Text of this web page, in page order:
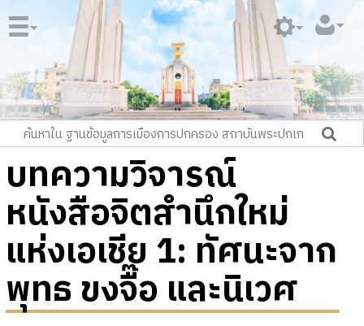
บทความวิจารณ์
หนังสือจิตสำนึกใหม่
แห่งเอเชีย 1: ทัศนะจาก
พุทธ ขงจื๊อ และนิเวศ